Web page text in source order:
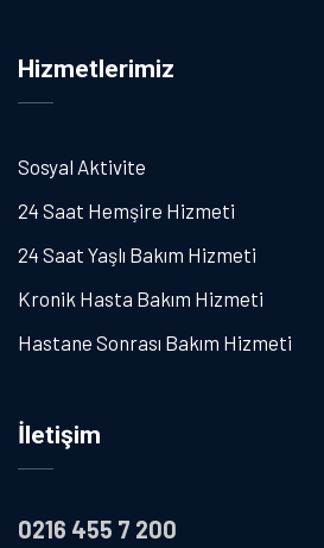
Hizmetlerimiz
Sosyal Aktivite
24 Saat Hemşire Hizmeti
24 Saat Yaşlı Bakım Hizmeti
Kronik Hasta Bakım Hizmeti
Hastane Sonrası Bakım Hizmeti
İletişim
0216 455 7 200